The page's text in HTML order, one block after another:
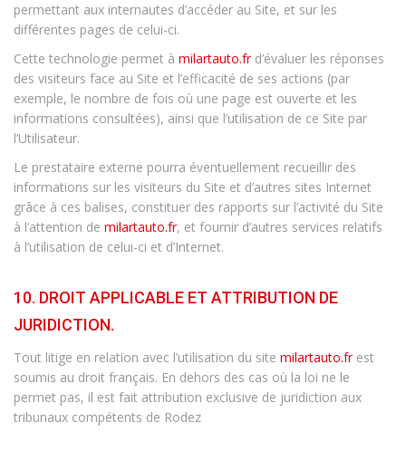
permettant aux internautes d’accéder au Site, et sur les
différentes pages de celui-ci.
Cette technologie permet à milartauto.frd’évaluer les réponses
des visiteurs face au Site et l’efficacité de ses actions (par
exemple, le nombre de fois où une page est ouverte et les
informations consultées), ainsi que l’utilisation de ce Site par
l’Utilisateur.
Le prestataire externe pourra éventuellement recueillir des
informations sur les visiteurs du Site et d’autres sites Internet
grâce à ces balises, constituer des rapports sur l’activité du Site
à l’attention de milartauto.fr, et fournir d’autres services relatifs
à l’utilisation de celui-ci et d’Internet.
10. DROIT APPLICABLE ET ATTRIBUTION DE
JURIDICTION.
Tout litige en relation avec l’utilisation du site milartauto.frest
soumis au droit français. En dehors des cas où la loi ne le
permet pas, il est fait attribution exclusive de juridiction aux
tribunaux compétents de Rodez